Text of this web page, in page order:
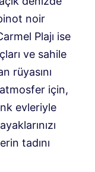
noir
Plajı ise
ve sahile
rüyasını
atmosfer için,
evleriyle
tadını